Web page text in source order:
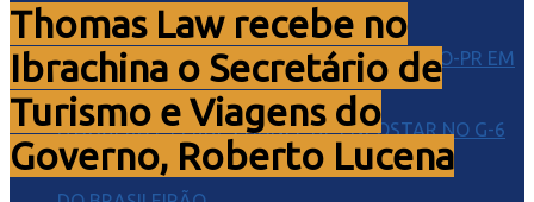
Thomas Law recebe no
Ibrachina o Secretário de
Turismo e Viagens do
Governo, Roberto Lucena